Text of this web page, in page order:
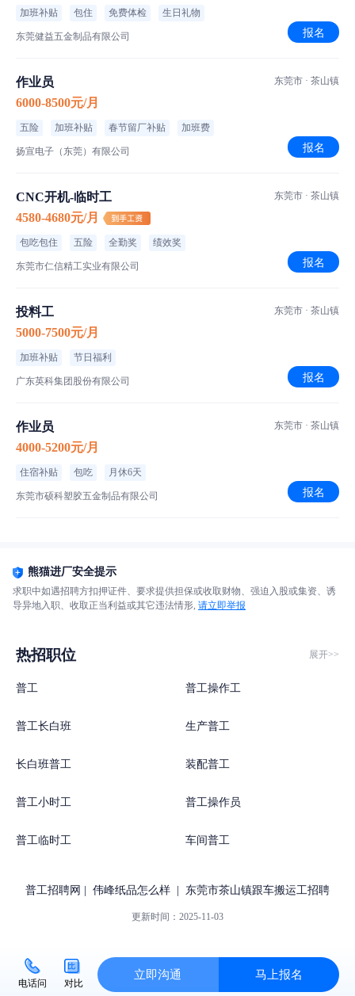
加班补贴 包住 免费体检 生日礼物
东莞健益五金制品有限公司 报名
作业员
6000-8500元/月
五险 加班补贴 春节留厂补贴 加班费
扬宣电子（东莞）有限公司
东莞市 · 茶山镇
报名
CNC开机-临时工
4580-4680元/月
包吃包住 五险 全勤奖 绩效奖
东莞市仁信精工实业有限公司
东莞市 · 茶山镇
报名
投料工
5000-7500元/月
加班补贴 节日福利
广东英科集团股份有限公司
东莞市 · 茶山镇
报名
作业员
4000-5200元/月
住宿补贴 包吃 月休6天
东莞市硕科塑胶五金制品有限公司
东莞市 · 茶山镇
报名
熊猫进厂安全提示
求职中如遇招聘方扣押证件、要求提供担保或收取财物、强迫入股或集资、诱
导异地入职、收取正当利益或其它违法情形, 请立即举报
热招职位 展开>>
普工 普工操作工
普工长白班 生产普工
长白班普工 装配普工
普工小时工 普工操作员
普工临时工 车间普工
普工招聘网 伟峰纸品怎么样 东莞市茶山镇跟车搬运工招聘
更新时间： 2025-11-03
电话问 对比
立即沟通 马上报名